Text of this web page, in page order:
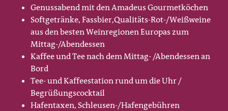
Genussabend mit den Amadeus Gourmetköchen
Softgetränke, Fassbier,Qualitäts-Rot-/Weißweine
aus den besten Weinregionen Europas zum
Mittag-/Abendessen
Kaffee und Tee nach dem Mittag- /Abendessen an
Bord
Tee- und Kaffeestation rund um die Uhr /
Begrüßungscocktail
Hafentaxen, Schleusen-/Hafengebühren